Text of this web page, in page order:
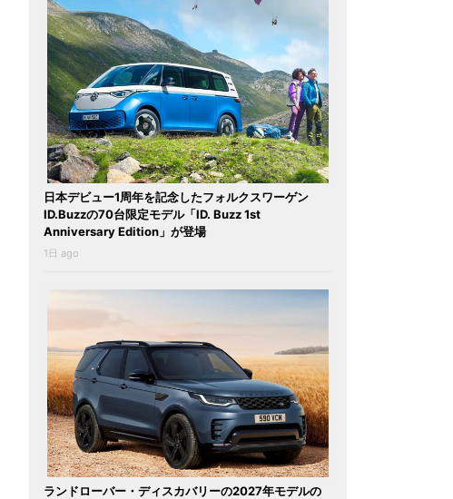
日本デビュー1周年を記念したフォルクスワーゲン
ID.Buzzの70台限定モデル「ID. Buzz 1st
Anniversary Edition」が登場
1日 ago
ランドローバー・ディスカバリーの2027年モデルの